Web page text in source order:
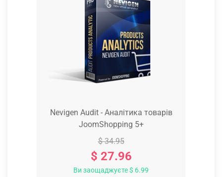
Nevigen Audit - Аналітика товарів
JoomShopping 5+
$ 34.95
$ 27.96
Ви заощаджуєте $ 6.99